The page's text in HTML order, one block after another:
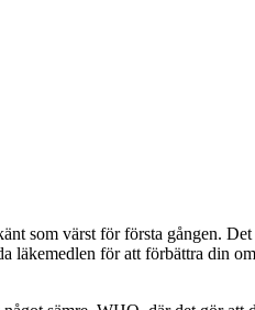
som värst för första gången.
läkemedlen för att förbättra din